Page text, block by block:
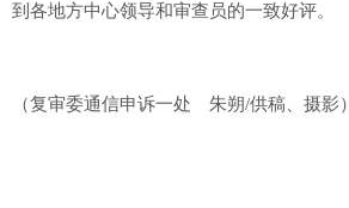
到各地方中心领导和审查员的一致好评。
（复审委通信申诉一处 朱朔/供稿、摄影）